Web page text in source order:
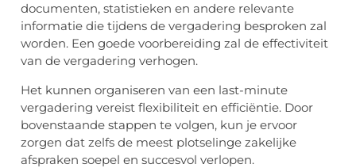
documenten, statistieken en andere relevante
informatie die tijdens de vergadering besproken zal
worden. Een goede voorbereiding zal de effectiviteit
van de vergadering verhogen.
Het kunnen organiseren van een last-minute
vergadering vereist flexibiliteit en efficiëntie. Door
bovenstaande stappen te volgen, kun je ervoor
zorgen dat zelfs de meest plotselinge zakelijke
afspraken soepel en succesvol verlopen.